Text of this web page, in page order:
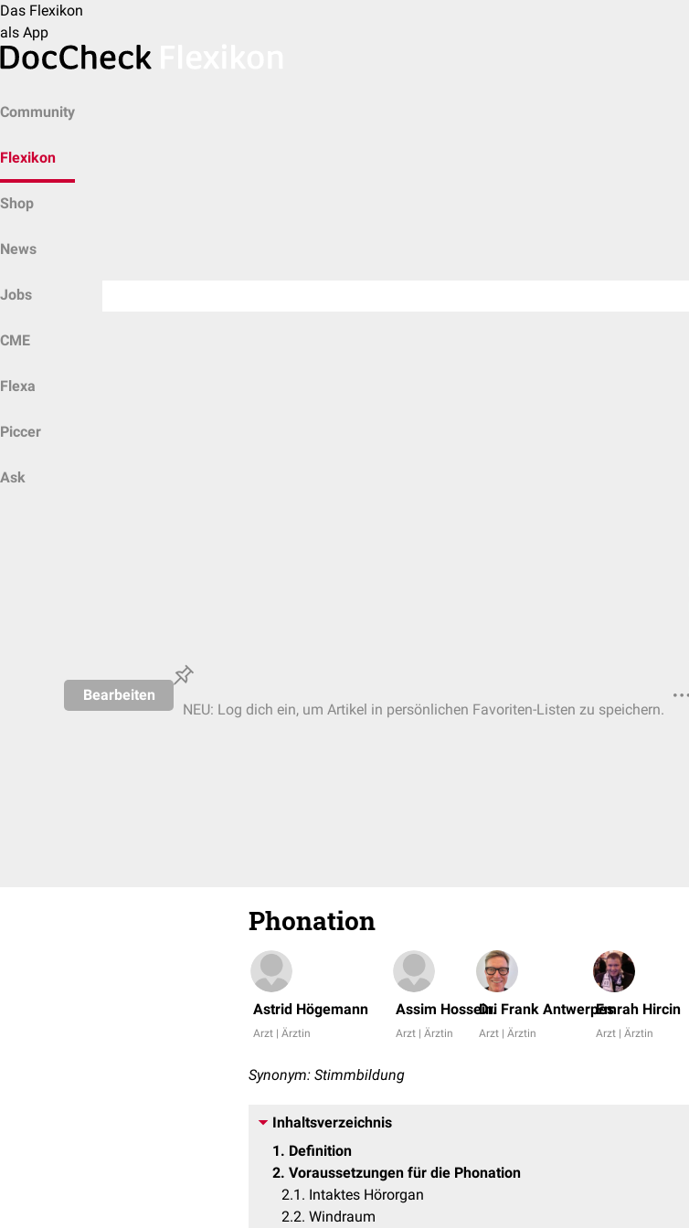
Das Flexikon
als App
Community
Flexikon
Shop
News
Jobs
CME
Flexa
Piccer
Ask
Bearbeiten
NEU: Log dich ein, um Artikel in persönlichen Favoriten-Listen zu speichern.
Phonation
Astrid Högemann
Arzt | Ärztin
Assim Hosseini
Arzt | Ärztin
Dr. Frank Antwerpes
Arzt | Ärztin
Emrah Hircin
Arzt | Ärztin
Synonym: Stimmbildung
Inhaltsverzeichnis
1
Definition
2 Voraussetzungen für die Phonation
2.1
Intaktes Hörorgan
2.2 Windraum